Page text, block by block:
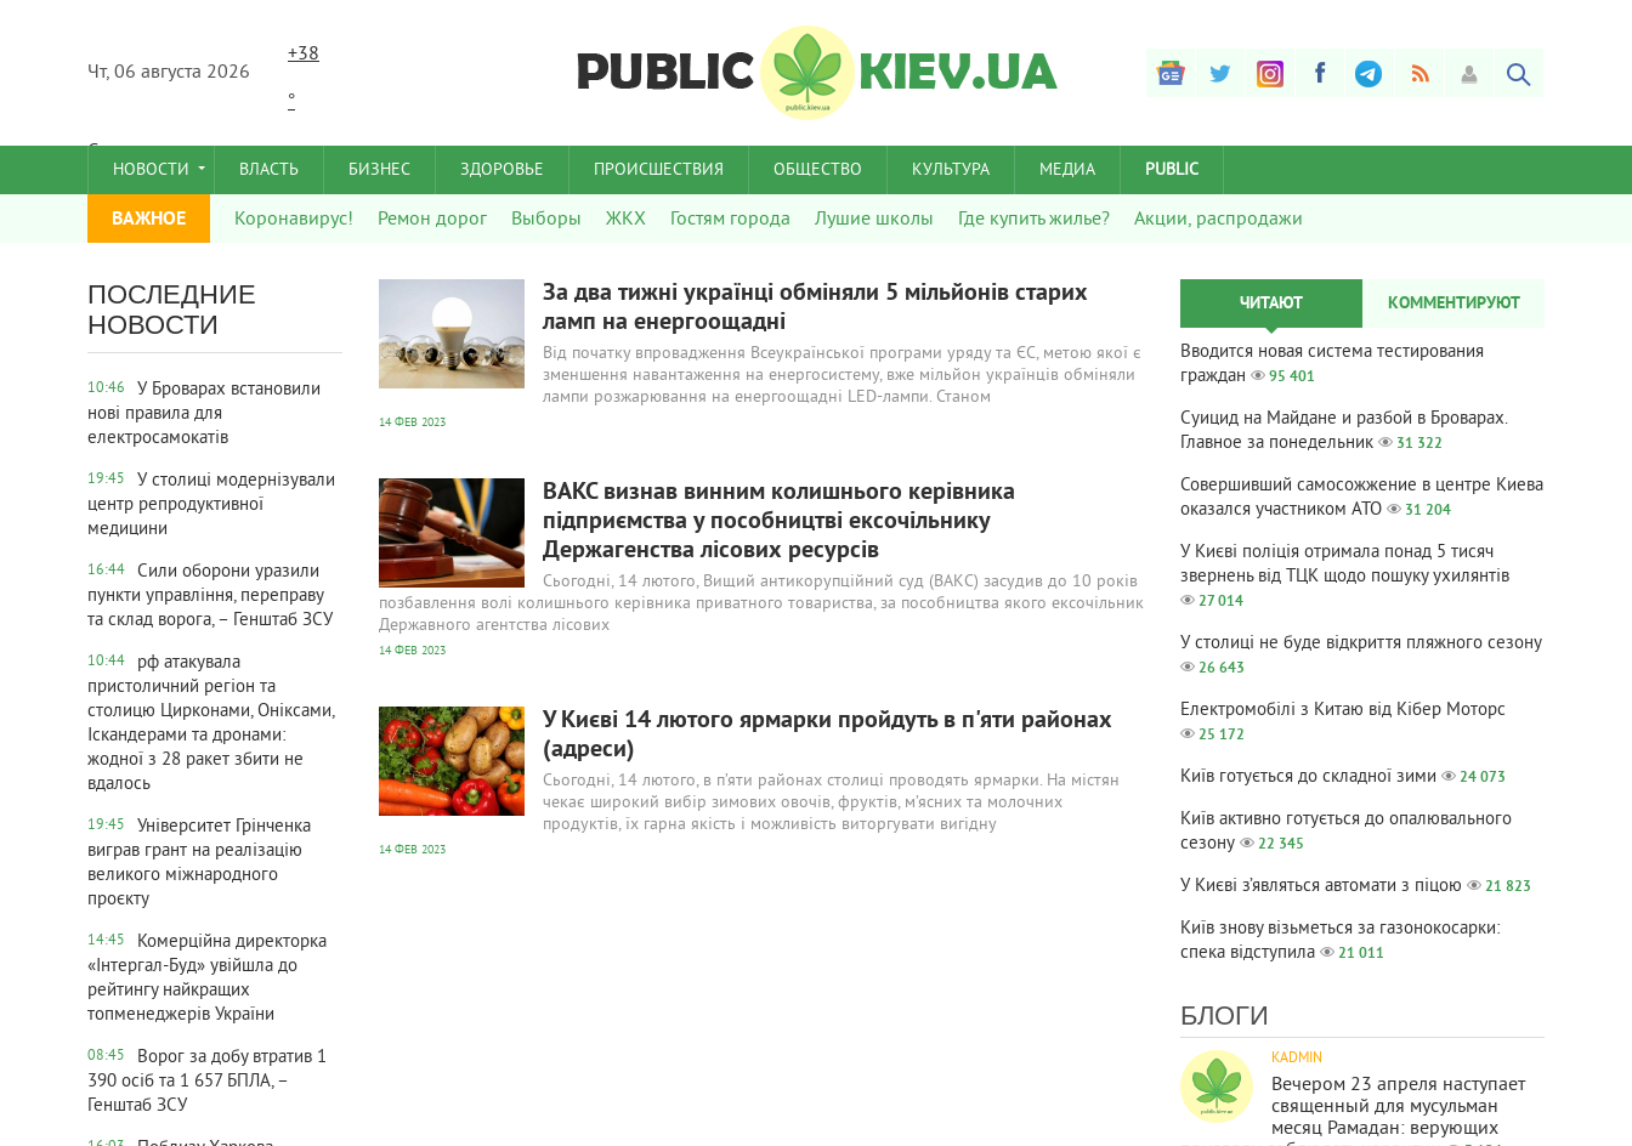
Чт, 06 августа 2026
+38
°
C
НОВОСТИ ВЛАСТЬ БИЗНЕС ЗДОРОВЬЕ ПРОИСШЕСТВИЯ ОБЩЕСТВО КУЛЬТУРА МЕДИА PUBLIC
ВАЖНОЕ Коронавирус! Ремон дорог Выборы ЖКХ Гостям города Лушие школы Где купить жилье? Акции, распродажи
ПОСЛЕДНИЕ
НОВОСТИ
10:46
У Броварах встановили
нові правила для
електросамокатів
19:45
У столиці модернізували
центр репродуктивної
медицини
16:44
Сили оборони уразили
пункти управління, переправу
та склад ворога, – Генштаб ЗСУ
10:44
рф атакувала
пристоличний регіон та
столицю Цирконами, Оніксами,
Іскандерами та дронами:
жодної з 28 ракет збити не
вдалось
19:45
Університет Грінченка
виграв грант на реалізацію
великого міжнародного
проєкту
14:45
Комерційна директорка
«Інтергал-Буд» увійшла до
рейтингу найкращих
топменеджерів України
08:45
Ворог за добу втратив 1
390 осіб та 1 657 БПЛА, –
Генштаб ЗСУ
За два тижні українці обміняли 5 мільйонів старих
ламп на енергоощадні
Від початку впровадження Всеукраїнської програми уряду та ЄС, метою якої є
зменшення навантаження на енергосистему, вже мільйон українців обміняли
лампи розжарювання на енергоощадні LED-лампи. Станом
14 ФЕВ 2023
ВАКС визнав винним колишнього керівника
підприємства у пособництві ексочільнику
Держагенства лісових ресурсів
Сьогодні, 14 лютого, Вищий антикорупційний суд (ВАКС) засудив до 10 років
позбавлення волі колишнього керівника приватного товариства, за пособництва якого ексочільник
Державного агентства лісових
14 ФЕВ 2023
У Києві 14 лютого ярмарки пройдуть в п'яти районах
(адреси)
Сьогодні, 14 лютого, в п’яти районах столиці проводять ярмарки. На містян
чекає широкий вибір зимових овочів, фруктів, м’ясних та молочних
продуктів, їх гарна якість і можливість виторгувати вигідну
14 ФЕВ 2023
ЧИТАЮТ КОММЕНТИРУЮТ
Вводится новая система тестирования
граждан
95 401
Суицид на Майдане и разбой в Броварах.
Главное за понедельник
31 322
Совершивший самосожжение в центре Киева
оказался участником АТО
31 204
У Києві поліція отримала понад 5 тисяч
звернень від ТЦК щодо пошуку ухилянтів
27 014
У столиці не буде відкриття пляжного сезону
26 643
Електромобілі з Китаю від Кібер Моторс
25 172
Київ готується до складної зими 24 073
Київ активно готується до опалювального
сезону
22 345
У Києві з’являться автомати з піцою 21 823
Київ знову візьметься за газонокосарки:
спека відступила
21 011
БЛОГИ
KADMIN
Вечером 23 апреля наступает
священный для мусульман
месяц Рамадан: верующих